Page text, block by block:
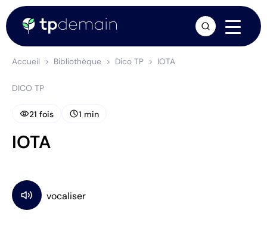
Accueil Bibliothèque Dico TP IOTA
DICO TP
visibility21 fois schedule1 min
IOTA
arrow_forward